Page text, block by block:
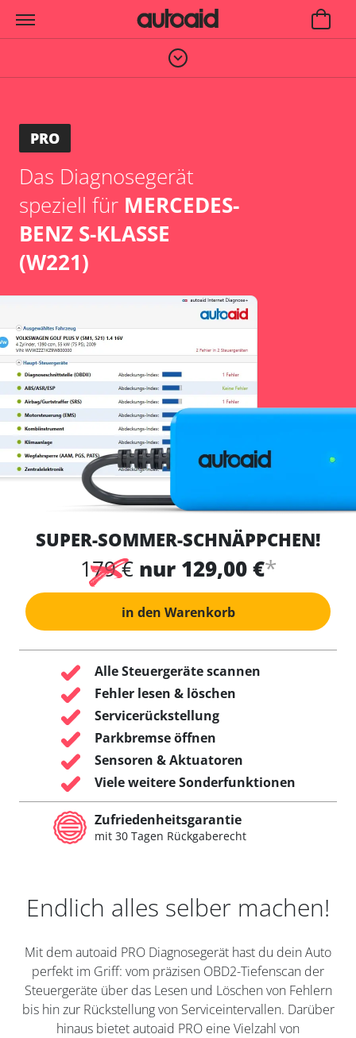
PRO
Das Diagnosegerät
speziell für MERCEDES-
BENZ S-KLASSE
(W221)
SUPER-SOMMER-SCHNÄPPCHEN!
179 € nur 129,00 €*
in den Warenkorb
Alle Steuergeräte scannen
Fehler lesen & löschen
Servicerückstellung
Parkbremse öffnen
Sensoren & Aktuatoren
Viele weitere Sonderfunktionen
Zufriedenheitsgarantie
mit 30 Tagen Rückgaberecht
Endlich alles selber machen!
Mit dem autoaid PRO Diagnosegerät hast du dein Auto
perfekt im Griff: vom präzisen OBD2-Tiefenscan der
Steuergeräte über das Lesen und Löschen von Fehlern
bis hin zur Rückstellung von Serviceintervallen. Darüber
hinaus bietet autoaid PRO eine Vielzahl von